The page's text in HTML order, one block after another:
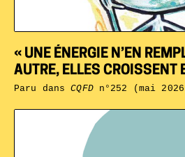
« UNE ÉNERGIE N’EN
AUTRE, ELLES CROISSENT
Paru dansCQFDn°252 (mai